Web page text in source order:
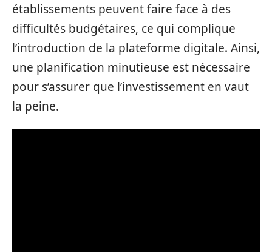
établissements peuvent faire face à des
difficultés budgétaires, ce qui complique
l’introduction de la plateforme digitale. Ainsi,
une planification minutieuse est nécessaire
pour s’assurer que l’investissement en vaut
la peine.